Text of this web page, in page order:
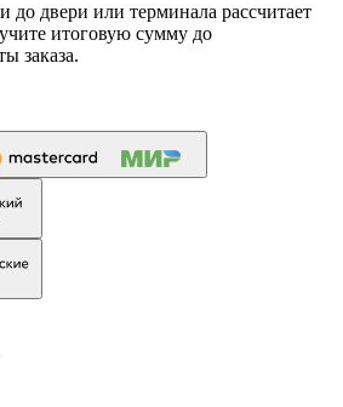
до двери или терминала рассчитает
итоговую сумму до
заказа.